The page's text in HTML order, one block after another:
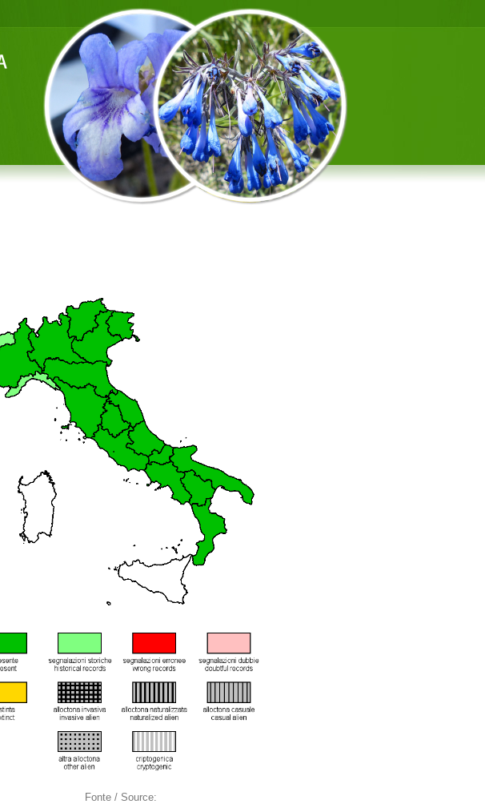
Fonte / Source: